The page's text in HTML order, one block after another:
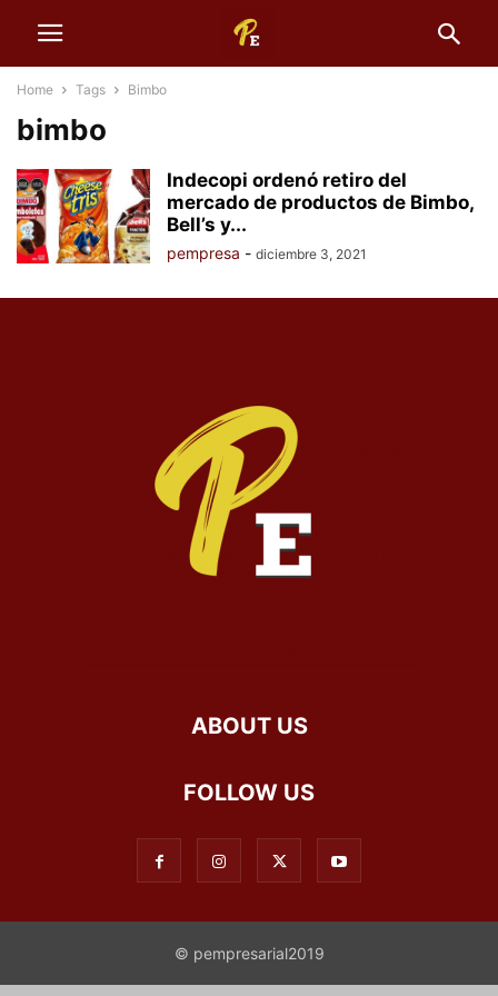
Home Tags Bimbo
bimbo
Indecopi ordenó retiro del
mercado de productos de Bimbo,
Bell’s y...
pempresa - diciembre 3, 2021
ABOUT US
FOLLOW US
© pempresarial2019